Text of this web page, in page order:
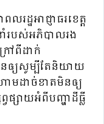
រដ្ឋអាជ្ញាធរខេត្ត
ាំរបស់អភិបាលរង
រៅពីដាក់
នឲ្យសូម្បីតែនិយាយ
ាមដាច់ខាតមិនឲ្យ
ផ្សាយអំពីបញ្ហាដីធ្លី